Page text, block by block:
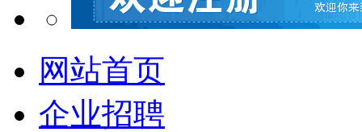
网站首页
企业招聘